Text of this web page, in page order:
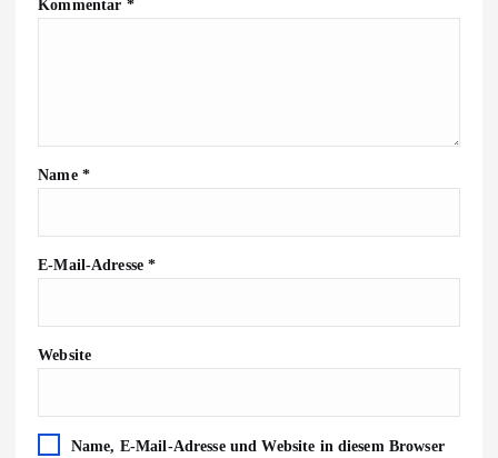
Kommentar *
Name *
E-Mail-Adresse*
Website
Name, E-Mail-Adresse und Website in diesem Browser